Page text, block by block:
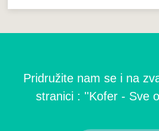
Pridružite nam se i na
stranici : ''Kofer - Sve